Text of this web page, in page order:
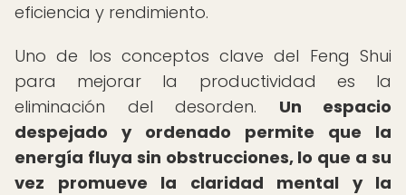
eficiencia y rendimiento.
Uno de los conceptos clave del Feng Shui
para mejorar la productividad es la
eliminación del desorden. Un espacio
despejado y ordenado permite que la
energía fluya sin obstrucciones, lo que a su
vez promueve la claridad mental y la